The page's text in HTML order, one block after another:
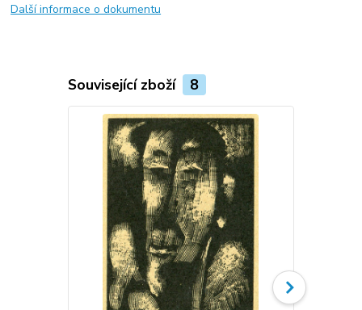
Další informace o dokumentu
Související zboží 8